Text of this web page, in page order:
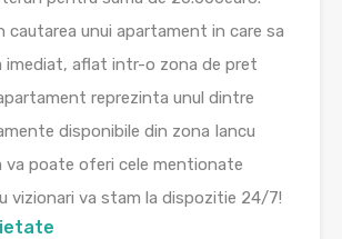
cautarea unui apartament in care sa
imediat, aflat intr-o zona de pret
reprezinta unul dintre
disponibile din zona Iancu
va poate oferi cele mentionate
vizionari va stam la dispozitie 24/7!